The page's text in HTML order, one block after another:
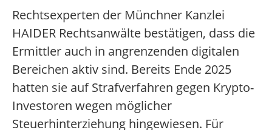
Rechtsexperten der Münchner Kanzlei
HAIDER Rechtsanwälte bestätigen, dass die
Ermittler auch in angrenzenden digitalen
Bereichen aktiv sind. Bereits Ende 2025
hatten sie auf Strafverfahren gegen Krypto-
Investoren wegen möglicher
Steuerhinterziehung hingewiesen. Für